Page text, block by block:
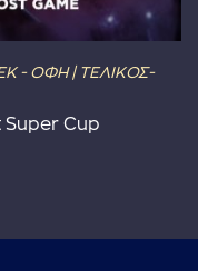
- ΟΦΗ | ΤΕΛΙΚΟΣ-
Cup